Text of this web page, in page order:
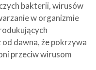
bakterii, wirusów
w organizmie
dawna, że pokrzywa
przeciw wirusom